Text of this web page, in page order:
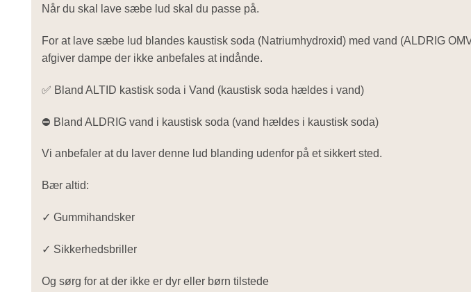
Når du skal lave sæbe lud skal du passe på.
For at lave sæbe lud blandes kaustisk soda (Natriumhydroxid) med vand (ALDRIG
afgiver dampe der ikke anbefales at indånde.
✅ Bland ALTID kastisk soda i Vand (kaustisk soda hældes i vand)
⛔ Bland ALDRIG vand i kaustisk soda (vand hældes i kaustisk soda)
Vi anbefaler at du laver denne lud blanding udenfor på et sikkert sted.
Bær altid:
✓ Gummihandsker
✓ Sikkerhedsbriller
Og sørg for at der ikke er dyr eller børn tilstede